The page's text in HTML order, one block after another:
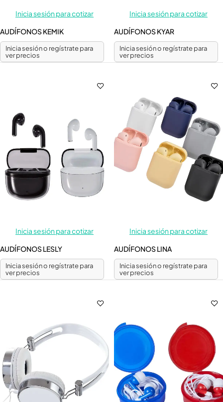
Inicia sesión para cotizar
AUDÍFONOS KEMIK
Inicia sesión o regístrate para
ver precios
Inicia sesión para cotizar
AUDÍFONOS KYAR
Inicia sesión o regístrate para
ver precios
Inicia sesión para cotizar
AUDÍFONOS LESLY
Inicia sesión o regístrate para
ver precios
Inicia sesión para cotizar
AUDÍFONOS LINA
Inicia sesión o regístrate para
ver precios